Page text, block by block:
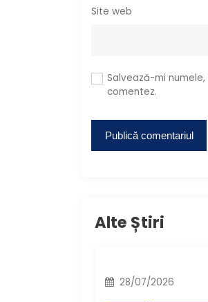
Site web
Salvează-mi
comentez.
Alte Știri
28/07/2026